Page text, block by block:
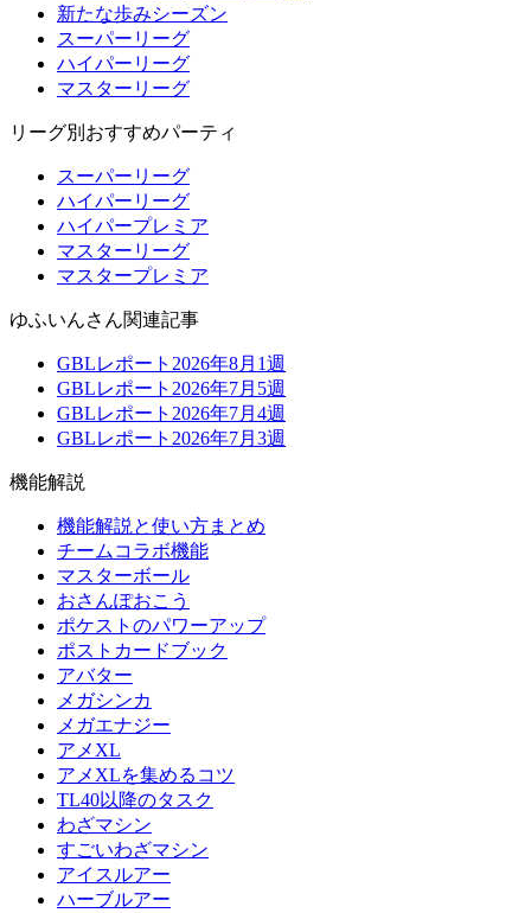
新たな歩みシーズン
スーパーリーグ
ハイパーリーグ
マスターリーグ
リーグ別おすすめパーティ
スーパーリーグ
ハイパーリーグ
ハイパープレミア
マスターリーグ
マスタープレミア
ゆふいんさん関連記事
GBLレポート2026年8月1週
GBLレポート2026年7月5週
GBLレポート2026年7月4週
GBLレポート2026年7月3週
機能解説
機能解説と使い方まとめ
チームコラボ機能
マスターボール
おさんぽおこう
ポケストのパワーアップ
ポストカードブック
アバター
メガシンカ
メガエナジー
アメXL
アメXLを集めるコツ
TL40以降のタスク
わざマシン
すごいわざマシン
アイスルアー
ハーブルアー